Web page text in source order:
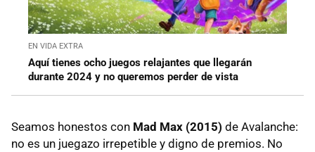
EN VIDA EXTRA
Aquí tienes ocho juegos relajantes que llegarán
durante 2024 y no queremos perder de vista
Seamos honestos con Mad Max (2015) de Avalanche:
no es un juegazo irrepetible y digno de premios. No